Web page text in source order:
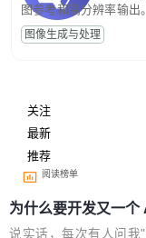
图参考和高分辨率输出。
图像生成与处理
关注
最新
推荐
阅读榜单
为什么要开发又一个
说实话，每次有人问我